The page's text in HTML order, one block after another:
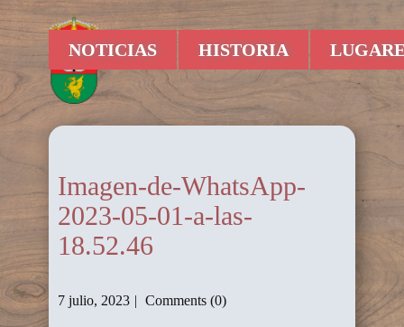
NOTICIAS HISTORIA
Imagen-de-WhatsApp-
2023-05-01-a-las-
18.52.46
7 julio, 2023 Comments (0)